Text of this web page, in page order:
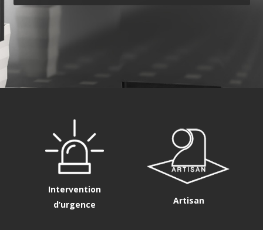
Intervention
d’urgence
Artisan